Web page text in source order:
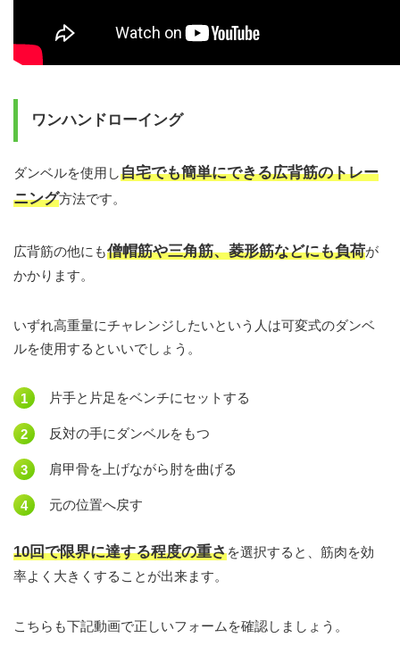
ワンハンドローイング
ダンベルを使用し自宅でも簡単にできる広背筋のトレー
ニング方法です。
広背筋の他にも僧帽筋や三角筋、菱形筋などにも負荷が
かかります。
いずれ高重量にチャレンジしたいという人は可変式のダンベ
ルを使用するといいでしょう。
片手と片足をベンチにセットする
反対の手にダンベルをもつ
肩甲骨を上げながら肘を曲げる
元の位置へ戻す
10回で限界に達する程度の重さを選択すると、筋肉を効
率よく大きくすることが出来ます。
こちらも下記動画で正しいフォームを確認しましょう。